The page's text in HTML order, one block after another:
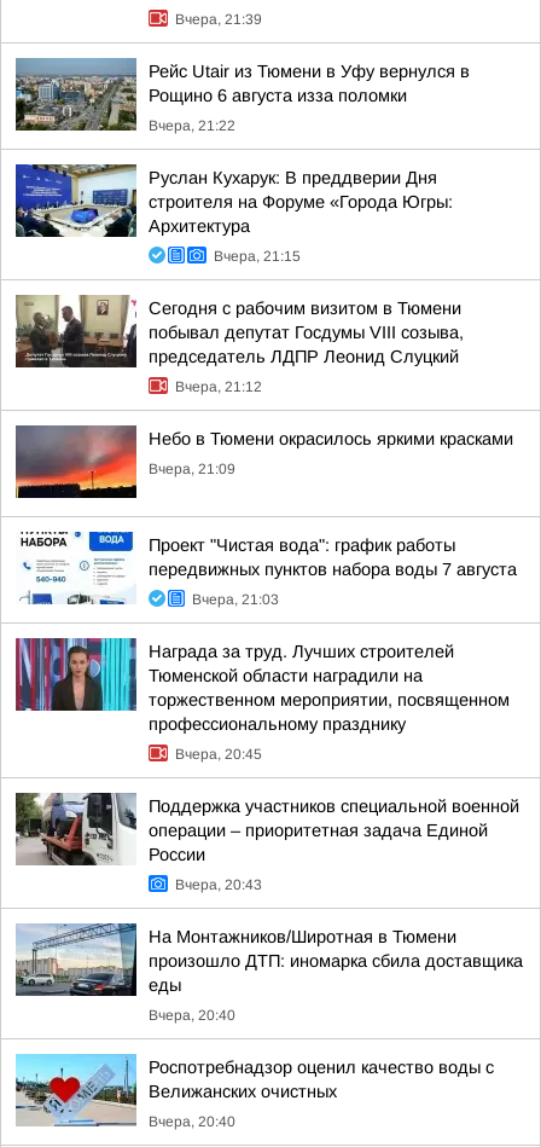
Вчера, 21:39
Рейс Utair из Тюмени в Уфу вернулся в
Рощино 6 августа изза поломки
Вчера, 21:22
Руслан Кухарук: В преддверии Дня
строителя на Форуме «Города Югры:
Архитектура
Вчера, 21:15
Сегодня с рабочим визитом в Тюмени
побывал депутат Госдумы VIII созыва,
председатель ЛДПР Леонид Слуцкий
Вчера, 21:12
Небо в Тюмени окрасилось яркими красками
Вчера, 21:09
Проект "Чистая вода": график работы
передвижных пунктов набора воды 7 августа
Вчера, 21:03
Награда за труд. Лучших строителей
Тюменской области наградили на
торжественном мероприятии, посвященном
профессиональному празднику
Вчера, 20:45
Поддержка участников специальной военной
операции – приоритетная задача Единой
России
Вчера, 20:43
На Монтажников/Широтная в Тюмени
произошло ДТП: иномарка сбила доставщика
еды
Вчера, 20:40
Роспотребнадзор оценил качество воды с
Велижанских очистных
Вчера, 20:40